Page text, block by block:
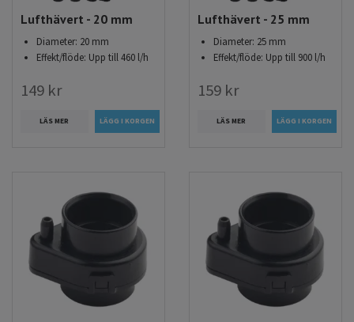
Lufthävert - 20 mm
Diameter: 20 mm
Effekt/flöde: Upp till 460 l/h
149 kr
LÄS MER
Lufthävert - 25 mm
Diameter: 25 mm
Effekt/flöde: Upp till 900 l/h
159 kr
LÄS MER